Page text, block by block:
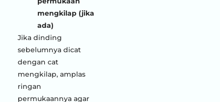
mengkilap (jika
ada)
Jika dinding
sebelumnya dicat
dengan cat
mengkilap, amplas
ringan
permukaannya agar